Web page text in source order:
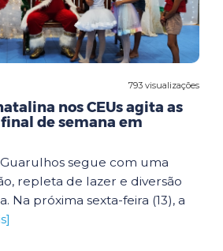
793 visualizações
nos CEUs agita as
de semana em
segue com uma
repleta de lazer e diversão
Na próxima sexta-feira (13), a